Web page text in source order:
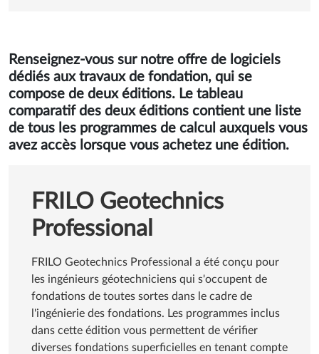
Renseignez-vous sur notre offre de logiciels
dédiés aux travaux de fondation, qui se
compose de deux éditions. Le tableau
comparatif des deux éditions contient une liste
de tous les programmes de calcul auxquels vous
avez accès lorsque vous achetez une édition.
FRILO Geotechnics
Professional
FRILO Geotechnics Professional a été conçu pour
les ingénieurs géotechniciens qui s'occupent de
fondations de toutes sortes dans le cadre de
l'ingénierie des fondations. Les programmes inclus
dans cette édition vous permettent de vérifier
diverses fondations superficielles en tenant compte